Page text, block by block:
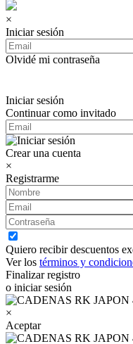
×
Iniciar sesión
Olvidé mi contraseña
Iniciar sesión
Continuar como invitado
Crear una cuenta
×
Registrarme
Quiero recibir descuentos
Ver los términos y
Finalizar registro
o iniciar sesión
×
Aceptar